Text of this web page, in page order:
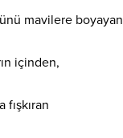
mavilere boyayan
içinden,
fışkıran